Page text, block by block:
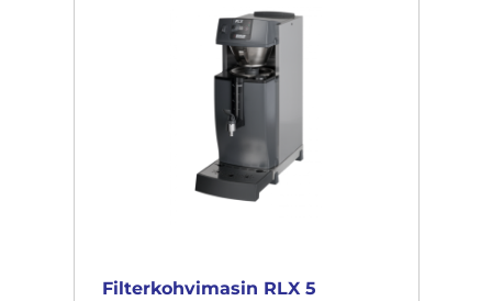
Filterkohvimasin RLX 5